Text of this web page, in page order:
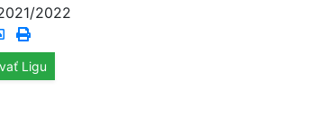
2022
Ligu